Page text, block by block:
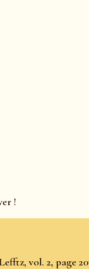
!
vol. 2, page